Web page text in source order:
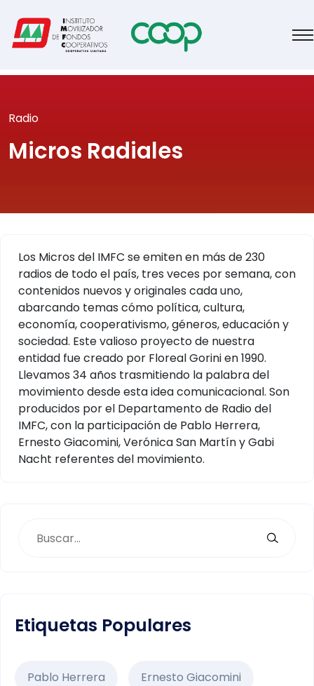
Radio
Micros Radiales
Los Micros del IMFC se emiten en más de 230
radios de todo el país, tres veces por semana, con
contenidos nuevos y originales cada uno,
abarcando temas cómo política, cultura,
economía, cooperativismo, géneros, educación y
sociedad. Este valioso proyecto de nuestra
entidad fue creado por Floreal Gorini en 1990.
Llevamos 34 años trasmitiendo la palabra del
movimiento desde esta idea comunicacional. Son
producidos por el Departamento de Radio del
IMFC, con la participación de Pablo Herrera,
Ernesto Giacomini, Verónica San Martín y Gabi
Nacht referentes del movimiento.
Etiquetas Populares
Pablo Herrera Ernesto Giacomini